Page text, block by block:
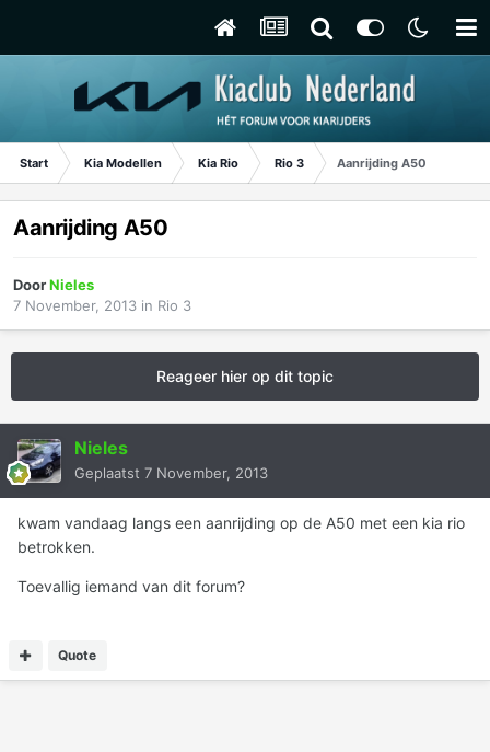
Start Kia Modellen Kia Rio Rio 3 Aanrijding A50
Aanrijding A50
DoorNieles
7 November, 2013 in Rio 3
Reageer hier op dit topic
Nieles
Geplaatst 7 November, 2013
kwam vandaag langs een aanrijding op de A50 met een kia rio
betrokken.
Toevallig iemand van dit forum?
Quote